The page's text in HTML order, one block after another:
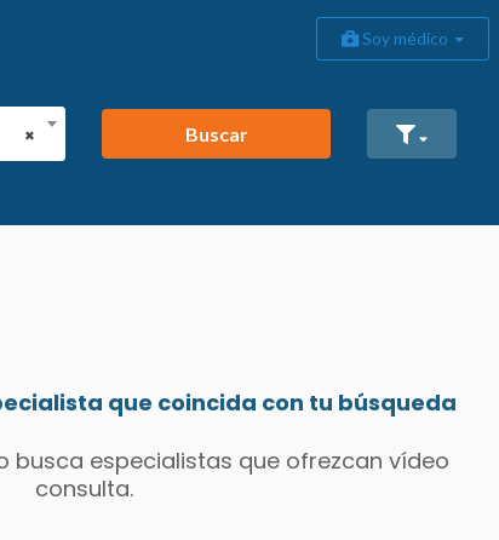
Soy médico
×
Buscar
que coincida con tu búsqueda
busca especialistas que ofrezcan vídeo
consulta.